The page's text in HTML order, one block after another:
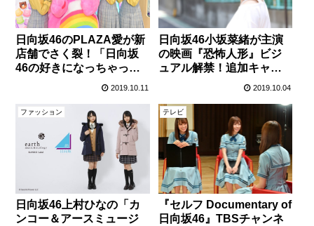
日向坂46のPLAZA愛が新
店舗でさく裂！「日向坂
46の好きになっちゃって
いいの？ PLAZA 東京店
2019.10.11
日向坂46小坂菜緒が主演
の映画『恐怖人形』ビジ
ュアル解禁！追加キャス
トに黒羽麻璃央、劇団4ド
2019.10.04
ファッション
日向坂46上村ひなの「カ
ンコー＆アースミュージ
テレビ
『セルフ Documentary of
日向坂46』TBSチャンネ